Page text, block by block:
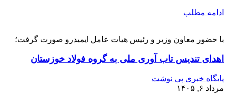
ادامه مطلب
با حضور معاون وزیر و رئیس هیات عامل ایمیدرو صورت گرفت؛
اهدای تندیس تاب آوری ملی به گروه فولاد خوزستان
پایگاه خبری پی نوشت
مرداد ۶, ۱۴۰۵